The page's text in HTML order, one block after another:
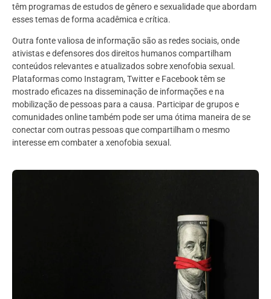
têm programas de estudos de gênero e sexualidade que abordam
esses temas de forma acadêmica e crítica.
Outra fonte valiosa de informação são as redes sociais, onde
ativistas e defensores dos direitos humanos compartilham
conteúdos relevantes e atualizados sobre xenofobia sexual.
Plataformas como Instagram, Twitter e Facebook têm se
mostrado eficazes na disseminação de informações e na
mobilização de pessoas para a causa. Participar de grupos e
comunidades online também pode ser uma ótima maneira de se
conectar com outras pessoas que compartilham o mesmo
interesse em combater a xenofobia sexual.